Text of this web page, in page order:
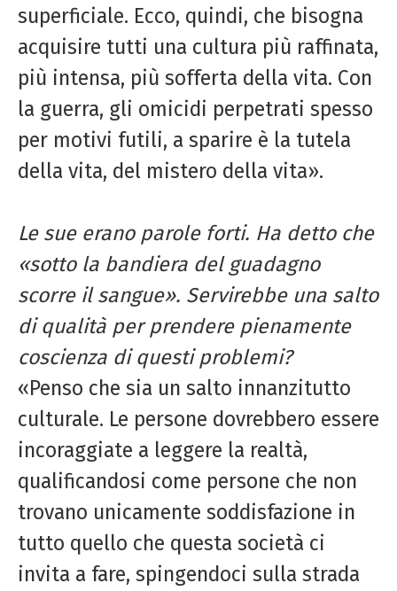
superficiale. Ecco, quindi, che bisogna
acquisire tutti una cultura più raffinata,
più intensa, più sofferta della vita. Con
la guerra, gli omicidi perpetrati spesso
per motivi futili, a sparire è la tutela
della vita, del mistero della vita».
Le sue erano parole forti. Ha detto che
«sotto la bandiera del guadagno
scorre il sangue». Servirebbe una salto
diqualità per prendere pienamente
coscienza di questi problemi?
«Penso che sia un salto innanzitutto
culturale. Le persone dovrebbero essere
incoraggiate a leggere la realtà,
qualificandosi come persone che non
trovano unicamente soddisfazione in
tutto quello che questa società ci
invita a fare, spingendoci sulla strada